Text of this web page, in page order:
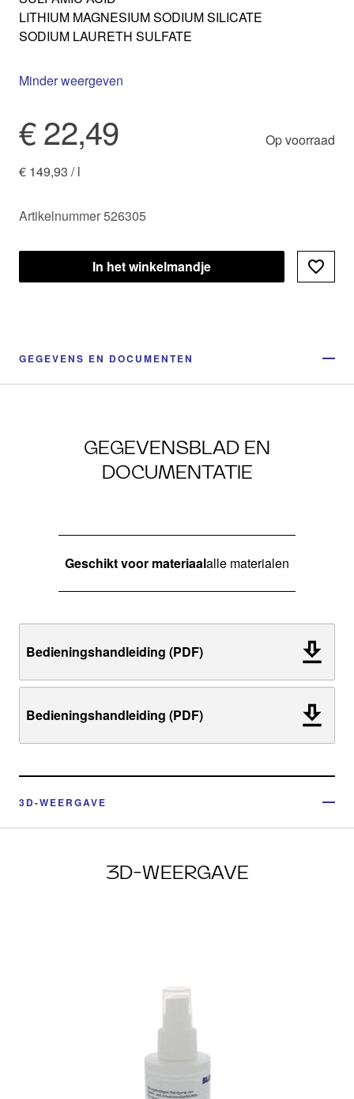
LITHIUM MAGNESIUM SODIUM SILICATE
SODIUM LAURETH SULFATE
Minder weergeven
€ 22,49
Op voorraad
€ 149,93 / l
Artikelnummer 526305
In het winkelmandje
GEGEVENS EN DOCUMENTEN
GEGEVENSBLAD EN
DOCUMENTATIE
Geschikt voor materiaalalle materialen
Bedieningshandleiding (PDF)
Bedieningshandleiding (PDF)
3D-WEERGAVE
3D-WEERGAVE